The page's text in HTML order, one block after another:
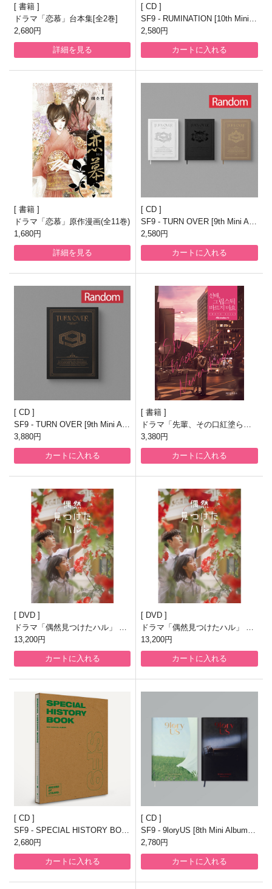
書籍
ドラマ「恋慕」台本集[全2巻]
2,680円
詳細を見る
CD
SF9 - RUMINATION [10th Mini A
lbum/3種のうち1種ランダム発
送]
2,580円
カートに入れる
書籍
ドラマ「恋慕」原作漫画(全11巻)
1,680円
詳細を見る
CD
SF9 - TURN OVER [9th Mini Alb
um/一般版/3種のうち1種ランダ
ム発送]
2,580円
カートに入れる
CD
SF9 - TURN OVER [9th Mini Alb
um/SPECIAL ver./3種のうち1種
ランダム発送]
3,880円
カートに入れる
書籍
ドラマ「先輩、その口紅塗らな
いで」フォトエッセイ
3,380円
カートに入れる
DVD
ドラマ「偶然見つけたハル」 DV
D-BOX1
13,200円
カートに入れる
DVD
ドラマ「偶然見つけたハル」 DV
D-BOX2
13,200円
カートに入れる
CD
SF9 - SPECIAL HISTORY BOO
K [Special Album]
2,680円
カートに入れる
CD
SF9 - 9loryUS [8th Mini Album/2
種のうち1種ランダム発送]
2,780円
カートに入れる